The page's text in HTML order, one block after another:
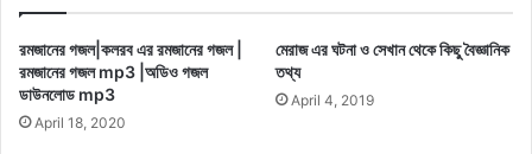
রমজানের গজল|কলরব এর রমজানের গজল |
রমজানের গজল mp3 |অডিও গজল
ডাউনলোড mp3
April 18, 2020
মেরাজ এর ঘটনা ও সেখান থেকে কিছু বৈজ্ঞানিক
তথ্য
April 4, 2019